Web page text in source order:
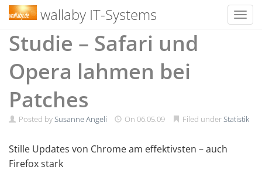
Skip
wallaby IT-Systems
Studie – Safari und
Opera lahmen bei
Patches
Posted bySusanne Angeli On 06.05.09 Filed underStatistik
Stille Updates von Chrome am effektivsten – auch
Firefox stark